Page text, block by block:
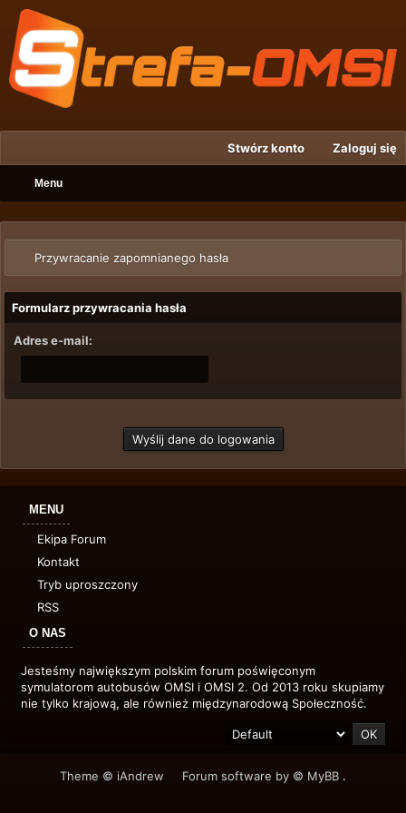
Stwórz konto Zaloguj się
Menu
Przywracanie zapomnianego hasła
Formularz przywracania hasła
Adres e-mail:
MENU
Ekipa Forum
Kontakt
Tryb uproszczony
RSS
O NAS
Jesteśmy największym polskim forum poświęconym
symulatorom autobusów OMSI i OMSI 2. Od 2013 roku skupiamy
nie tylko krajową, ale również międzynarodową Społeczność.
Theme © iAndrew Forum software by © MyBB .